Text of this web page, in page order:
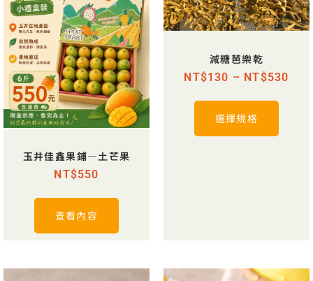
玉井佳鑫果鋪—土芒果
NT$550
查看內容
減糖芭樂乾
NT$130 – NT$530
選擇規格